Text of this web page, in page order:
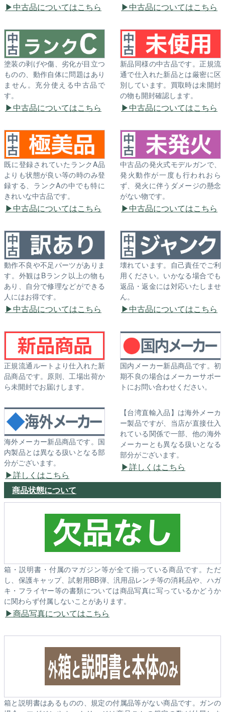
中古品についてはこちら 中古品についてはこちら
塗装の剥げや傷、劣化が目立つ
ものの、動作自体に問題はあり
ません。充分使える中古品で
す。
中古品についてはこちら
新品同様の中古品です。正規流
通で仕入れた新品とは厳密に区
別しています。買取時は未開封
の物も開封確認します。
中古品についてはこちら
既に登録されていたランクA品
よりも状態が良い等の時のみ登
録する、ランクAの中でも特に
きれいな中古品です。
中古品についてはこちら
中古品の発火式モデルガンで、
発火動作が一度も行われおら
ず、発火に伴うダメージの懸念
がない物です。
中古品についてはこちら
動作不良や不足パーツがありま
す。外観はBランク以上の物も
あり、自分で修理などができる
人にはお得です。
中古品についてはこちら
壊れています。自己責任でご利
用ください。いかなる場合でも
返品・返金には対応いたしませ
ん。
中古品についてはこちら
正規流通ルートより仕入れた新
品商品です。原則、工場出荷か
ら未開封でお届けします。
国内メーカー新品商品です。初
期不良の場合はメーカーサポー
トにお問い合わせください。
海外メーカー新品商品です。国
内製品とは異なる扱いとなる部
分がございます。
詳しくはこちら
【台湾直輸入品】は海外メーカ
ー製品ですが、当店が直接仕入
れている関係で一部、他の海外
メーカーとも異なる扱いとなる
部分がございます。
詳しくはこちら
商品状態について
箱・説明書・付属のマガジン等が全て揃っている商品です。ただ
し、保護キャップ、試射用BB弾、汎用品レンチ等の消耗品や、ハガ
キ・フライヤー等の書類については商品写真に写っているかどうか
に関わらず付属しないことがあります。
商品写真についてはこちら
箱と説明書はあるものの、規定の付属品等がない商品です。ガンの